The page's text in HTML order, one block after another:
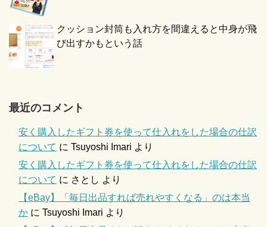
クッション封筒も入れ方を間違えると中身が飛
び出すかもという話
最近のコメント
安く購入したギフト券を使って仕入れをした場合の仕訳
について に Tsuyoshi Imari より
安く購入したギフト券を使って仕入れをした場合の仕訳
について に さとし より
【eBay】「毎日出品すれば売れやすくなる」のは本当
か に Tsuyoshi Imari より